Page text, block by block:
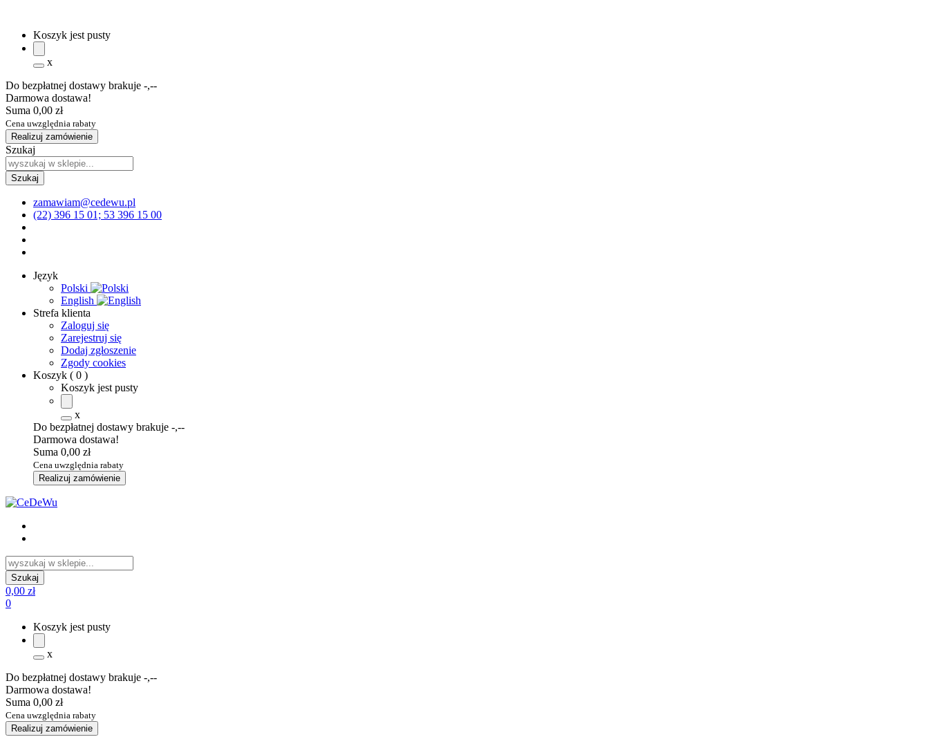
Koszyk jest pusty
x
Do bezpłatnej dostawy brakuje -,--
Darmowa dostawa!
Suma 0,00 zł
Cena uwzględnia rabaty
Realizuj zamówienie
Szukaj
zamawiam@cedewu.pl
(22) 396 15 01; 53 396 15 00
Język
Polski
English
Strefa klienta
Zaloguj się
Zarejestruj się
Dodaj zgłoszenie
Zgody cookies
Koszyk ( 0 )
Koszyk jest pusty
x
Do bezpłatnej dostawy brakuje -,--
Darmowa dostawa!
Suma 0,00 zł
Cena uwzględnia rabaty
Realizuj zamówienie
0,00 zł
0
Koszyk jest pusty
x
Do bezpłatnej dostawy brakuje -,--
Darmowa dostawa!
Suma 0,00 zł
Cena uwzględnia rabaty
Realizuj zamówienie